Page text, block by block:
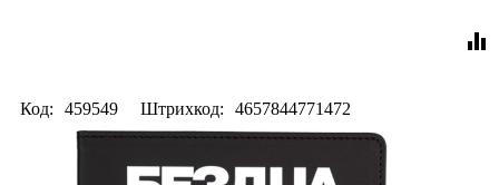
equalizer
Код: 459549 Штрихкод: 4657844771472